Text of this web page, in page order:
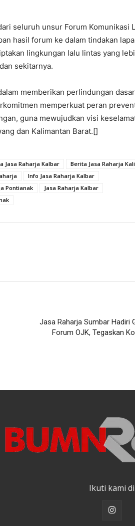
seluruh unsur Forum Komunikasi
hasil forum ke dalam tindakan
lingkungan lalu lintas yang
sekitarnya.
memberikan perlindungan
memperkuat peran
guna mewujudkan visi
dan Kalimantan Barat.[]
Jasa Raharja Kalbar
Berita Jasa Raharja
Info Jasa Raharja Kalbar
Pontianak
Jasa Raharja Kalbar
Jasa Raharja Sumbar Hadiri
Forum OJK, Tegaskan
Ikuti kami di